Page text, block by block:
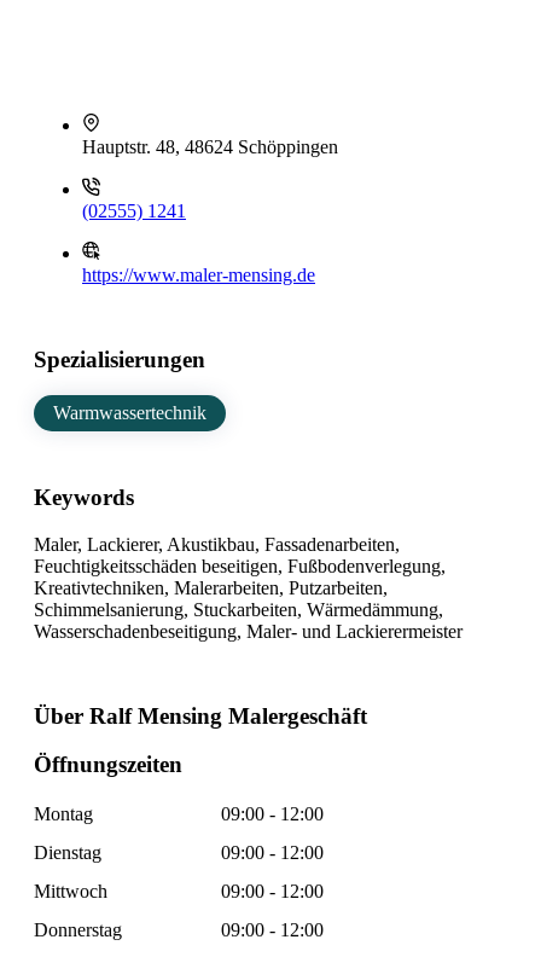
Hauptstr. 48, 48624 Schöppingen
(02555) 1241
https://www.maler-mensing.de
Spezialisierungen
Warmwassertechnik
Keywords
Maler, Lackierer, Akustikbau, Fassadenarbeiten,
Feuchtigkeitsschäden beseitigen, Fußbodenverlegung,
Kreativtechniken, Malerarbeiten, Putzarbeiten,
Schimmelsanierung, Stuckarbeiten, Wärmedämmung,
Wasserschadenbeseitigung, Maler- und Lackierermeister
Über Ralf Mensing Malergeschäft
Öffnungszeiten
Montag
09:00 - 12:00
Dienstag
09:00 - 12:00
Mittwoch
09:00 - 12:00
Donnerstag
09:00 - 12:00